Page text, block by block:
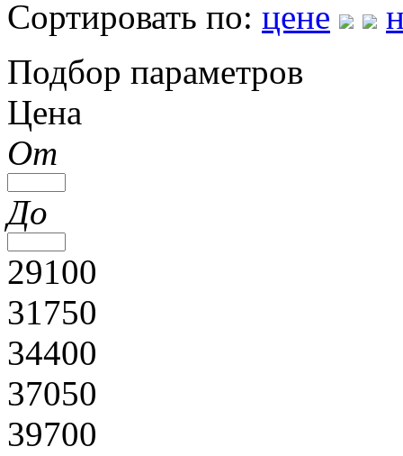
Сортировать по: цене
Подбор параметров
Цена
От
До
29100
31750
34400
37050
39700